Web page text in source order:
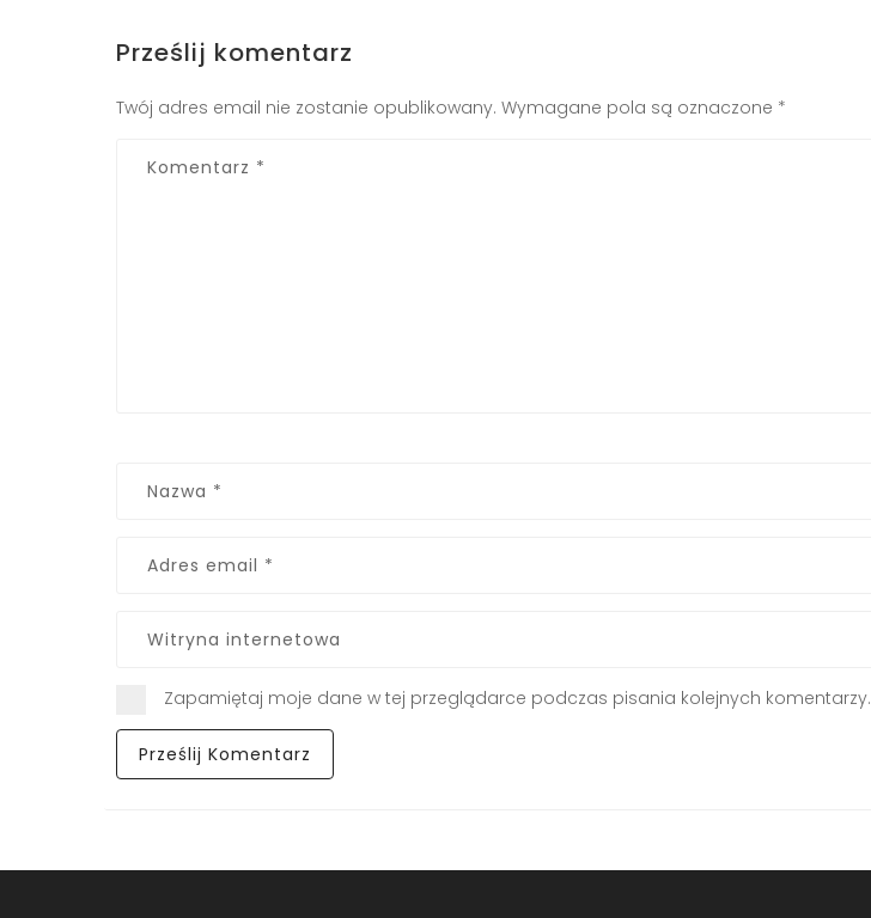
Prześlij komentarz
Twój adres email nie zostanie opublikowany. Wymagane pola są oznaczone *
Zapamiętaj moje dane w tej przeglądarce podczas pisania kolejnych komentarzy.